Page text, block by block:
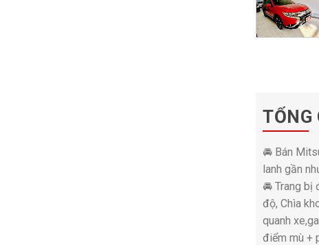
TỔNG
🚘 Bán
lanh gần
🚘 Trang
độ, Chìa
quanh
điểm mù +